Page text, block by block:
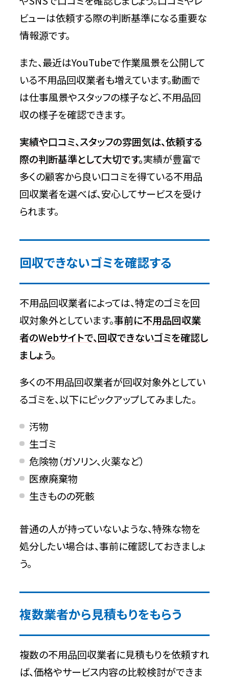
ビューは依頼する際の判断基準になる重要な
情報源です。
また、最近はYouTubeで作業風景を公開して
いる不用品回収業者も増えています。動画で
は仕事風景やスタッフの様子など、不用品回
収の様子を確認できます。
実績や口コミ、スタッフの雰囲気は、依頼する
際の判断基準として大切です。実績が豊富で
多くの顧客から良い口コミを得ている不用品
回収業者を選べば、安心してサービスを受け
られます。
回収できないゴミを確認する
不用品回収業者によっては、特定のゴミを回
収対象外としています。事前に不用品回収業
者のWebサイトで、回収できないゴミを確認し
ましょう。
多くの不用品回収業者が回収対象外としてい
るゴミを、以下にピックアップしてみました。
汚物
生ゴミ
危険物（ガソリン、火薬など）
医療廃棄物
生きものの死骸
普通の人が持っていないような、特殊な物を
処分したい場合は、事前に確認しておきましょ
う。
複数業者から見積もりをもらう
複数の不用品回収業者に見積もりを依頼すれ
ば、価格やサービス内容の比較検討ができま